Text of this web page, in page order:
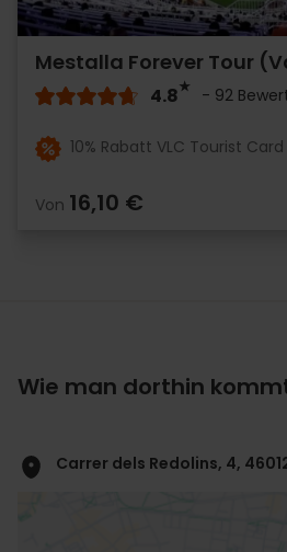
Mestalla Forever Tour
4.8 - 92
10% Rabatt VLC Tourist Card
Von 16,10 €
Wie man dorthin
Carrer dels Redolins, 4,